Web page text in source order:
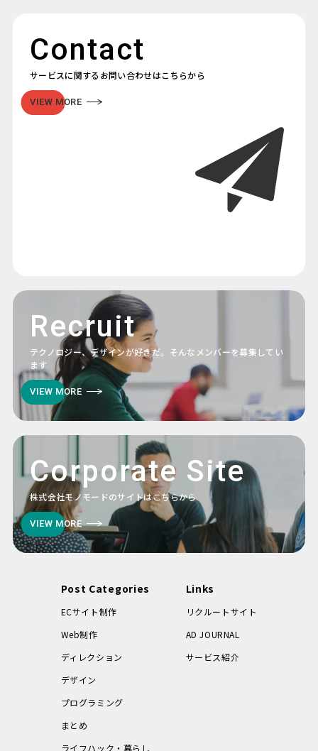
Contact
サービスに関するお問い合わせはこちらから
VIEW MORE
Recruit
テクノロジー、デザインが好きだ。そんなメンバーを募集してい
ます
VIEW MORE
Corporate Site
株式会社モノモードのサイトはこちらから
VIEW MORE
Post Categories
ECサイト制作
Web制作
ディレクション
デザイン
プログラミング
まとめ
ライフハック・暮らし
Links
リクルートサイト
AD JOURNAL
サービス紹介